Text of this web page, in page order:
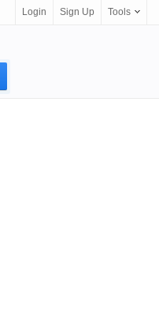
Login Sign Up Tools